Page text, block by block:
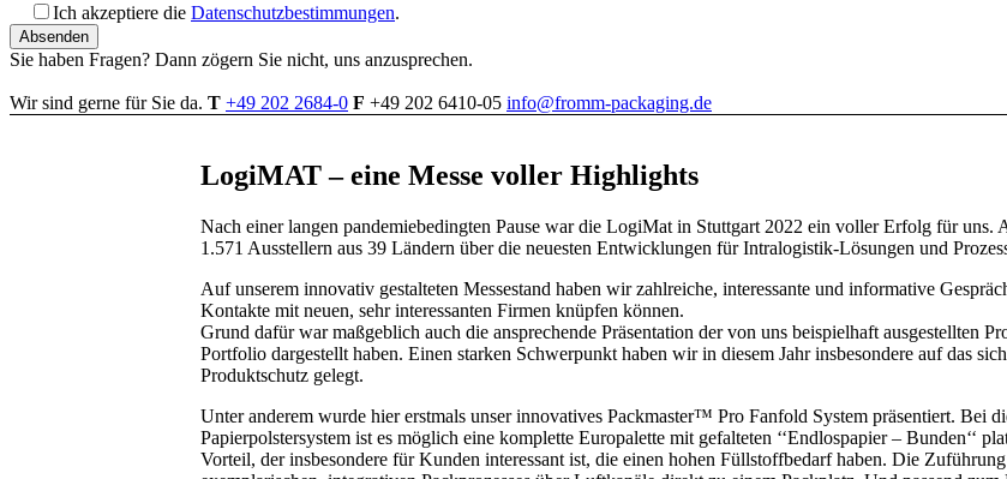
Ich akzeptiere die Datenschutzbestimmungen.
Bitte füllen Sie dieses Feld nicht aus.
Sie haben Fragen? Dann zögern Sie nicht, uns anzusprechen.
Wir sind gerne für Sie da. T +49 202 2684-0 F +49 202 6410-05 info@fromm-packaging.de
LogiMAT – eine Messe voller Highlights
Nach einer langen pandemiebedingten Pause war die LogiMat in Stuttgart 2022 ein voller Erfolg für uns.
1.571 Ausstellern aus 39 Ländern über die neuesten Entwicklungen für Intralogistik-Lösungen und
Auf unserem innovativ gestalteten Messestand haben wir zahlreiche, interessante und informative
Kontakte mit neuen, sehr interessanten Firmen knüpfen können.
Grund dafür war maßgeblich auch die ansprechende Präsentation der von uns beispielhaft ausgestellten
Portfolio dargestellt haben. Einen starken Schwerpunkt haben wir in diesem Jahr insbesondere auf das
Produktschutz gelegt.
Unter anderem wurde hier erstmals unser innovatives Packmaster™ Pro Fanfold System präsentiert. Bei
Papierpolstersystem ist es möglich eine komplette Europalette mit gefalteten ‘‘Endlospapier – Bunden‘‘
Vorteil, der insbesondere für Kunden interessant ist, die einen hohen Füllstoffbedarf haben. Die